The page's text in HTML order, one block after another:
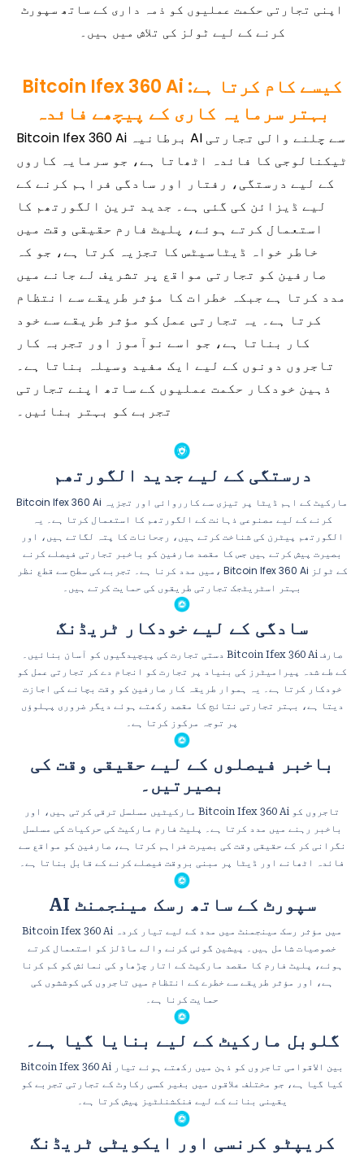
اپنی تجارتی حکمت عملیوں کو ذمہ داری کے ساتھ سپورٹ
کرنے کے لیے ٹولز کی تلاش میں ہیں۔
Bitcoin Ifex 360 Ai کیسے کام کرتا ہے:
بہتر سرمایہ کاری کے پیچھے فائدہ
Bitcoin Ifex 360 Ai برطانیہ AI سے چلنے والی تجارتی
ٹیکنالوجی کا فائدہ اٹھاتا ہے، جو سرمایہ کاروں
کے لیے درستگی، رفتار اور سادگی فراہم کرنے کے
لیے ڈیزائن کی گئی ہے۔ جدید ترین الگورتھم کا
استعمال کرتے ہوئے، پلیٹ فارم حقیقی وقت میں
خاطر خواہ ڈیٹاسیٹس کا تجزیہ کرتا ہے، جو کہ
صارفین کو تجارتی مواقع پر تشریف لے جانے میں
مدد کرتا ہے جبکہ خطرات کا مؤثر طریقے سے انتظام
کرتا ہے۔ یہ تجارتی عمل کو مؤثر طریقے سے خود
کار بناتا ہے، جو اسے نوآموز اور تجربہ کار
تاجروں دونوں کے لیے ایک مفید وسیلہ بناتا ہے۔
ذہین خودکار حکمت عملیوں کے ساتھ اپنے تجارتی
تجربے کو بہتر بنائیں۔
درستگی کے لیے جدید الگورتھم
Bitcoin Ifex 360 Ai مارکیٹ کے اہم ڈیٹا پر تیزی سے کارروائی اور تجزیہ
کرنے کے لیے مصنوعی ذہانت کے الگورتھم کا استعمال کرتا ہے۔ یہ
الگورتھم پیٹرن کی شناخت کرتے ہیں، رجحانات کا پتہ لگاتے ہیں، اور
بصیرت پیش کرتے ہیں جس کا مقصد صارفین کو باخبر تجارتی فیصلے کرنے
میں مدد کرنا ہے۔ تجربے کی سطح سے قطع نظر، Bitcoin Ifex 360 Ai کے ٹولز
بہتر اسٹریٹجک تجارتی طریقوں کی حمایت کرتے ہیں۔
سادگی کے لیے خودکار ٹریڈنگ
دستی تجارت کی پیچیدگیوں کو آسان بنائیں۔ Bitcoin Ifex 360 Ai صارف
کے طے شدہ پیرامیٹرز کی بنیاد پر تجارت کو انجام دے کر تجارتی عمل کو
خودکار کرتا ہے۔ یہ ہموار طریقہ کار صارفین کو وقت بچانے کی اجازت
دیتا ہے، بہتر تجارتی نتائج کا مقصد رکھتے ہوئے دیگر ضروری پہلوؤں
پر توجہ مرکوز کرتا ہے۔
باخبر فیصلوں کے لیے حقیقی وقت کی
بصیرتیں۔
مارکیٹیں مسلسل ترقی کرتی ہیں، اور Bitcoin Ifex 360 Ai تاجروں کو
باخبر رہنے میں مدد کرتا ہے۔ پلیٹ فارم مارکیٹ کی حرکیات کی مسلسل
نگرانی کر کے حقیقی وقت کی بصیرت فراہم کرتا ہے، صارفین کو مواقع سے
فائدہ اٹھانے اور ڈیٹا پر مبنی بروقت فیصلے کرنے کے قابل بناتا ہے۔
AI سپورٹ کے ساتھ رسک مینجمنٹ
Bitcoin Ifex 360 Ai میں مؤثر رسک مینجمنٹ میں مدد کے لیے تیار کردہ
خصوصیات شامل ہیں۔ پیشین گوئی کرنے والے ماڈلز کو استعمال کرتے
ہوئے، پلیٹ فارم کا مقصد مارکیٹ کے اتار چڑھاو کی نمائش کو کم کرنا
ہے، اور مؤثر طریقے سے خطرے کے انتظام میں تاجروں کی کوششوں کی
حمایت کرنا ہے۔
گلوبل مارکیٹ کے لیے بنایا گیا ہے۔
Bitcoin Ifex 360 Ai بین الاقوامی تاجروں کو ذہن میں رکھتے ہوئے تیار
کیا گیا ہے، جو مختلف علاقوں میں بغیر کسی رکاوٹ کے تجارتی تجربے کو
یقینی بنانے کے لیے فنکشنلٹیز پیش کرتا ہے۔
کریپٹو کرنسی اور ایکویٹی ٹریڈنگ